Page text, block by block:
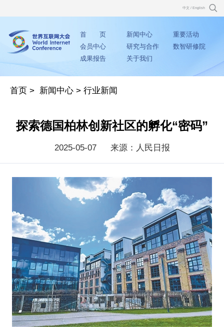
中文 / English
首 页 新闻中心
重要活动
会员中心
研究与合作
数智研修院
成果报告
关于我们
首页 > 新闻中心 >行业新闻
探索德国柏林创新社区的孵化“密码”
2025-05-07 来源：人民日报